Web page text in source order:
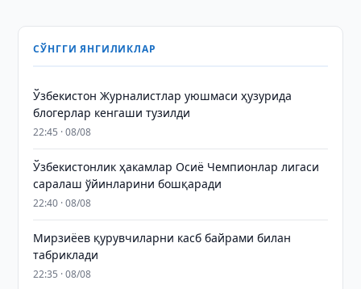
СЎНГГИ ЯНГИЛИКЛАР
Ўзбекистон Журналистлар уюшмаси ҳузурида
блогерлар кенгаши тузилди
22:45 · 08/08
Ўзбекистонлик ҳакамлар Осиё Чемпионлар лигаси
саралаш ўйинларини бошқаради
22:40 · 08/08
Мирзиёев қурувчиларни касб байрами билан
табриклади
22:35 · 08/08